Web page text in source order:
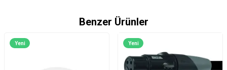
Benzer Ürünler
Yeni Yeni